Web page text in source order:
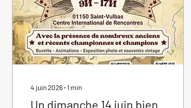
Entre authenticité, passion
et esprit d'aventure, ce
périple...
4 juin 2026∙1 min
Un dimanche 14 juin bien